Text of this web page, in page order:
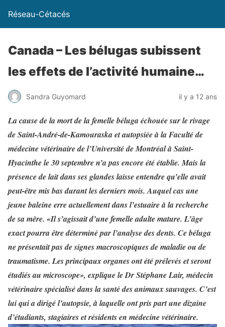
Réseau-Cétacés
Canada – Les bélugas subissent
les effets de l’activité humaine…
Sandra Guyomard il y a 12 ans
La cause de la mort de la femelle béluga échouée sur le rivage
de Saint-André-de-Kamouraska et autopsiée à la Facul­té de
médecine vétérinaire de l’Univer­sité de Montréal à Saint-
Hyacinthe le 30 septembre n’a pas encore été établie. Mais la
présence de lait dans ses glandes laisse entendre qu’elle avait
peut-être mis bas durant les derniers mois. Auquel cas une
jeune baleine erre actuellement dans l’estuaire à la recherche
de sa mère. «Il s’agissait d’une femelle adulte ma­ture. L’âge
exact pourra être déterminé par l’analyse des dents. Ce béluga
ne présentait pas de signes macroscopiques de maladie ou de
traumatisme. Les prin­cipaux organes ont été prélevés et seront
étudiés au microscope», explique le Dr Stéphane Lair, médecin
vétérinaire spécialisé dans la santé des ani­maux sauvages. C’est
lui qui a diri­gé l’autopsie, à laquelle ont pris part une dizaine
d’étudiants, sta­giaires et résidents en médecine vétérinaire.